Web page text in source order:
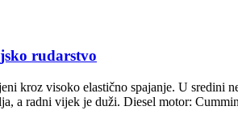
rudarstvo
kroz visoko elastično spajanje. U sredini
a radni vijek je duži. Diesel motor: